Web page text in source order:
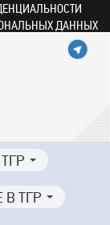
ДАННЫХ
В ТГР